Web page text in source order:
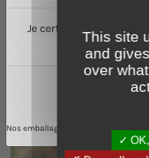
Je certifie avoir l'âge
dans
Nos emballages peuvent faire l'objet
Nos recettes
Normandie se
à une utilisation en
This site
and
over